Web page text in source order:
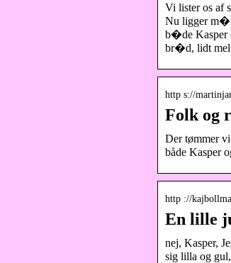
Vi lister os
Nu ligger
b�de Kasper
br�d, lidt
http s://
Folk og
Der tømmer
både Kasper
http ://
En lille
nej, Kasper,
sig lilla og